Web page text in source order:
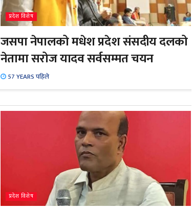
प्रदेश विशेष
जसपा नेपालको मधेश प्रदेश संसदीय दलको
नेतामा सरोज यादव सर्वसम्मत चयन
57 YEARS पहिले
प्रदेश विशेष